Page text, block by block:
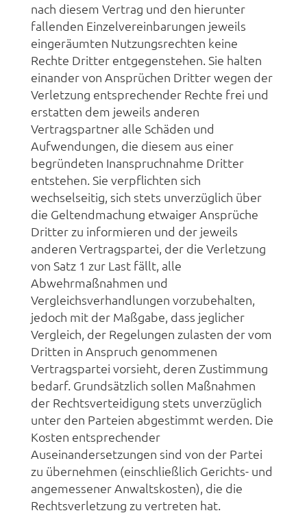
nach diesem Vertrag und den hierunter
fallenden Einzelvereinbarungen jeweils
eingeräumten Nutzungsrechten keine
Rechte Dritter entgegenstehen. Sie halten
einander von Ansprüchen Dritter wegen der
Verletzung entsprechender Rechte frei und
erstatten dem jeweils anderen
Vertragspartner alle Schäden und
Aufwendungen, die diesem aus einer
begründeten Inanspruchnahme Dritter
entstehen. Sie verpflichten sich
wechselseitig, sich stets unverzüglich über
die Geltendmachung etwaiger Ansprüche
Dritter zu informieren und der jeweils
anderen Vertragspartei, der die Verletzung
von Satz 1 zur Last fällt, alle
Abwehrmaßnahmen und
Vergleichsverhandlungen vorzubehalten,
jedoch mit der Maßgabe, dass jeglicher
Vergleich, der Regelungen zulasten der vom
Dritten in Anspruch genommenen
Vertragspartei vorsieht, deren Zustimmung
bedarf. Grundsätzlich sollen Maßnahmen
der Rechtsverteidigung stets unverzüglich
unter den Parteien abgestimmt werden. Die
Kosten entsprechender
Auseinandersetzungen sind von der Partei
zu übernehmen (einschließlich Gerichts- und
angemessener Anwaltskosten), die die
Rechtsverletzung zu vertreten hat.